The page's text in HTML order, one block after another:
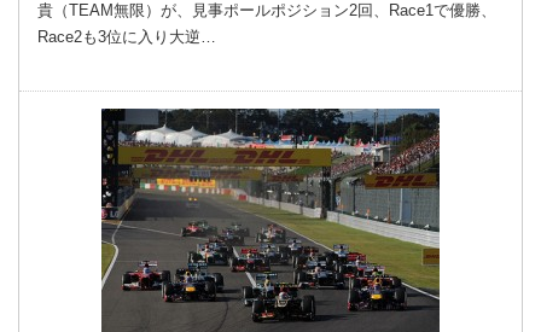
貴（TEAM無限）が、見事ポールポジション2回、Race1で優勝、
Race2も3位に入り大逆…